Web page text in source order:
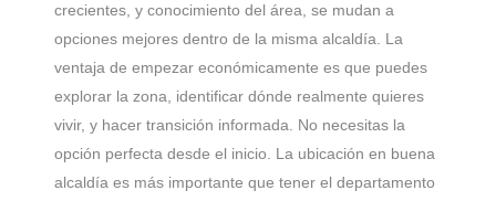
crecientes, y conocimiento del área, se mudan a
opciones mejores dentro de la misma alcaldía. La
ventaja de empezar económicamente es que puedes
explorar la zona, identificar dónde realmente quieres
vivir, y hacer transición informada. No necesitas la
opción perfecta desde el inicio. La ubicación en buena
alcaldía es más importante que tener el departamento